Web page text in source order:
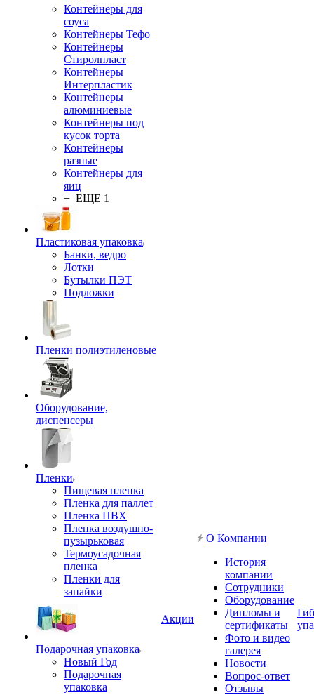
Контейнеры для
соуса
Контейнеры Тефо
Контейнеры
Стиролпласт
Контейнеры
Интерпластик
Контейнеры
алюминиевые
Контейнеры под
кусок торта
Контейнеры
разные
Контейнеры для
яиц
+ ЕЩЕ 1
Пластиковая упаковка
Банки, ведро
Лотки
Бутылки ПЭТ
Подложки
Пленки полиэтиленовые
Оборудование,
диспенсеры
Пленки
Пищевая пленка
Пленка для паллет
Пленка ПВХ
Пленка воздушно-
пузырьковая
Термоусадочная
пленка
Пленки для
запайки
Подарочная упаковка
Новый Год
Подарочная
упаковка
Акции
О Компании
История
компании
Сотрудники
Оборудование
Дипломы и
сертификаты
Фото и видео
галерея
Новости
Вопрос-ответ
Отзывы